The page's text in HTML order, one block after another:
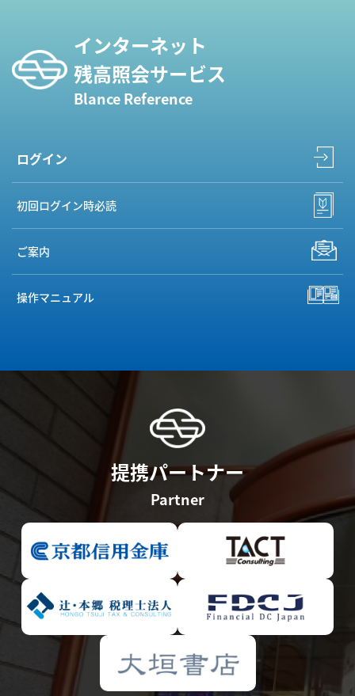
インターネット
残高照会サービス
Blance Reference
ログイン
初回ログイン時必読
ご案内
操作マニュアル
提携パートナー
Partner